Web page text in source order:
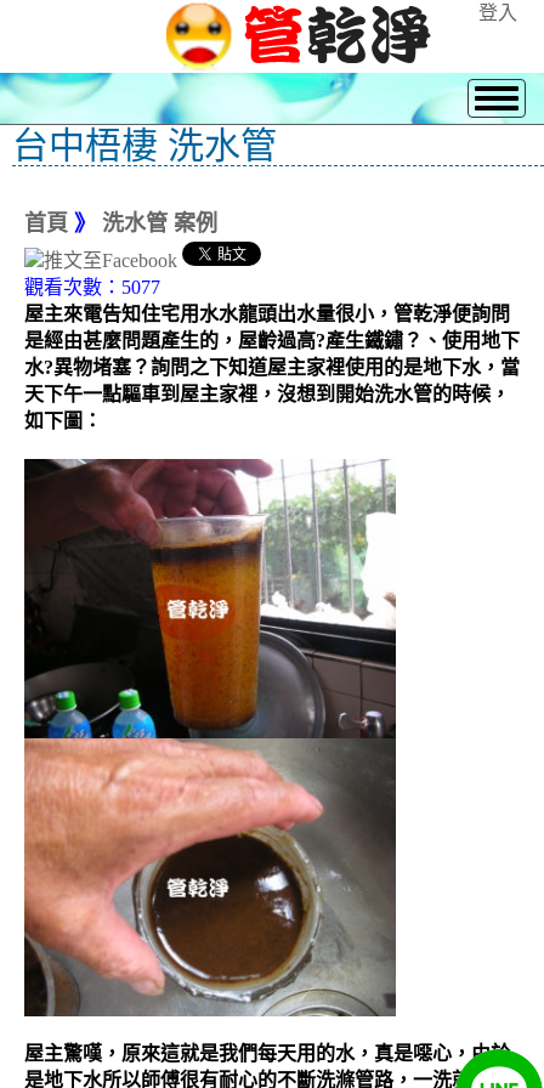
登入
台中梧棲 洗水管
首頁 》 洗水管 案例
觀看次數：5077
屋主來電告知住宅用水水龍頭出水量很小，管乾淨便詢問
是經由甚麼問題產生的，屋齡過高?產生鐵鏽？、使用地下
水?異物堵塞？詢問之下知道屋主家裡使用的是地下水，當
天下午一點驅車到屋主家裡，沒想到開始洗水管的時候，
如下圖：
屋主驚嘆，原來這就是我們每天用的水，真是噁心，由於
是地下水所以師傅很有耐心的不斷洗滌管路，一洗就是8~9